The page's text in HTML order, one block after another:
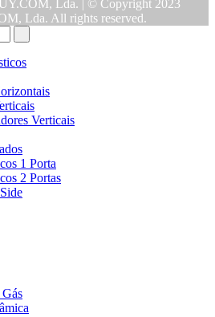
Lda. | © Copyright 2023
Lda. All rights reserved.
Verticais
1 Porta
2 Portas
Gás